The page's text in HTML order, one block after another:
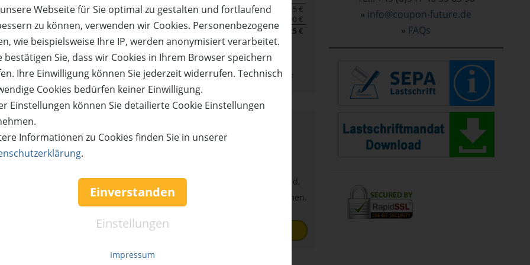
Webseite für Sie optimal zu gestalten und fortlaufend
zu können, verwenden wir Cookies. Personenbezogene
wie beispielsweise Ihre IP, werden anonymisiert verarbeitet.
bestätigen Sie, dass wir Cookies in Ihrem Browser speichern
Ihre Einwilligung können Sie jederzeit widerrufen. Technisch
Cookies bedürfen keiner Einwilligung.
Einstellungen können Sie detailierte Cookie Einstellungen
Informationen zu Cookies finden Sie in unserer
.
Einverstanden
Einstellungen
Impressum
Netto-Betrag:
57,25 €
Versandkosten:
0,00 €
Gesamtsumme:
57,25 €
an der Kasse. Die Bestellung beinhaltet ein „Big Bautz 2-Tages-Ticket" für das Bautz
Kauf über bestehendes Kundenkonto
nachfolgend einloggen. Die Daten, die zur Bestellung nötig sind,
werden dann automatisch aus Ihrem Kundenkonto übernommen.
» info@coupon-future.de
» FAQs